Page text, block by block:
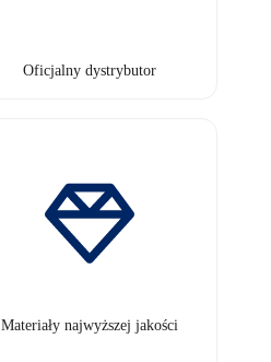
Oficjalny dystrybutor
Materiały najwyższej jakości